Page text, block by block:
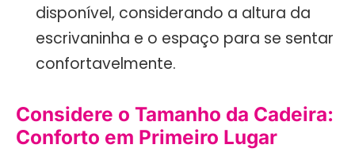
disponível, considerando a altura da
escrivaninha e o espaço para se sentar
confortavelmente.
Considere o Tamanho da Cadeira:
Conforto em Primeiro Lugar